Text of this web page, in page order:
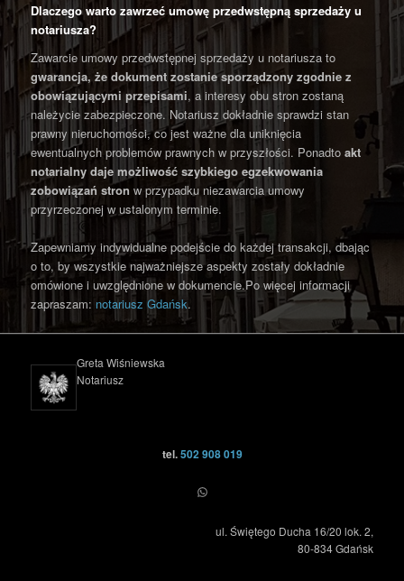
Dlaczego warto zawrzeć umowę przedwstępną sprzedaży u
notariusza?
Zawarcie umowy przedwstępnej sprzedaży u notariusza to
gwarancja, że dokument zostanie sporządzony zgodnie z
obowiązującymi przepisami, a interesy obu stron zostaną
należycie zabezpieczone. Notariusz dokładnie sprawdzi stan
prawny nieruchomości, co jest ważne dla uniknięcia
ewentualnych problemów prawnych w przyszłości. Ponadtoakt
notarialny daje możliwość szybkiego egzekwowania
zobowiązań stron w przypadku niezawarcia umowy
przyrzeczonej w ustalonym terminie.
Zapewniamy indywidualne podejście do każdej transakcji, dbając
o to, by wszystkie najważniejsze aspekty zostały dokładnie
omówione i uwzględnione w dokumencie.Po więcej informacji
zapraszam: notariusz Gdańsk.
Greta Wiśniewska
Notariusz
tel.502 908 019
WhatsApp
ul. Świętego Ducha 16/20 lok. 2,
80-834 Gdańsk